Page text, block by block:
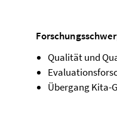
Qualität und
Übergang Kita-